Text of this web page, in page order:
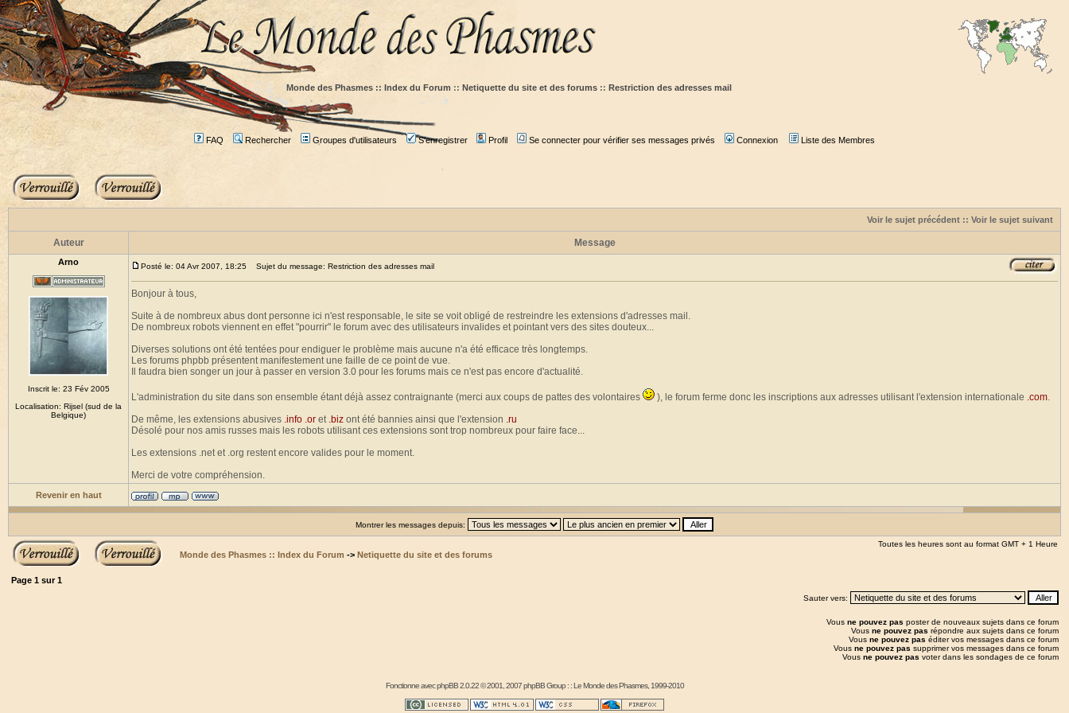
Monde des Phasmes :: Index du Forum :: Netiquette du site et des forums :: Restriction des adresses mail
FAQ Rechercher Groupes d'utilisateurs S'enregistrer Profil Se connecter pour vérifier ses messages privés Connexion Liste des Membres
Voir le sujet précédent :: Voir le sujet suivant
Auteur Message
Arno
Inscrit le: 23 Fév 2005
Localisation: Rijsel (sud de la
Belgique)
Posté le: 04 Avr 2007, 18:25 Sujet du message: Restriction des adresses mail
Bonjour à tous,
Suite à de nombreux abus dont personne ici n'est responsable, le site se voit obligé de restreindre les extensions d'adresses mail.
De nombreux robots viennent en effet "pourrir" le forum avec des utilisateurs invalides et pointant vers des sites douteux...
Diverses solutions ont été tentées pour endiguer le problème mais aucune n'a été efficace très longtemps.
Les forums phpbb présentent manifestement une faille de ce point de vue.
Il faudra bien songer un jour à passer en version 3.0 pour les forums mais ce n'est pas encore d'actualité.
L'administration du site dans son ensemble étant déjà assez contraignante (merci aux coups de pattes des volontaires ), le forum ferme donc les inscriptions aux adresses utilisant l'extension internationale .com.
De même, les extensions abusives .info .or et .biz ont été bannies ainsi que l'extension .ru
Désolé pour nos amis russes mais les robots utilisant ces extensions sont trop nombreux pour faire face...
Les extensions .net et .org restent encore valides pour le moment.
Merci de votre compréhension.
Revenir en haut
Montrer les messages depuis:
Monde des Phasmes :: Index du Forum -> Netiquette du site et des forums
Toutes les heures sont au format GMT + 1 Heure
Page 1 sur1
Sauter vers:
Vous ne pouvez pas poster de nouveaux sujets dans ce forum
Vous ne pouvez pas répondre aux sujets dans ce forum
Vous ne pouvez pas éditer vos messages dans ce forum
Vous ne pouvez pas supprimer vos messages dans ce forum
Vous ne pouvez pas voter dans les sondages de ce forum
Fonctionne avecphpBB2.0.22 © 2001, 2007 phpBB Group : :Le Monde des Phasmes, 1999-2010